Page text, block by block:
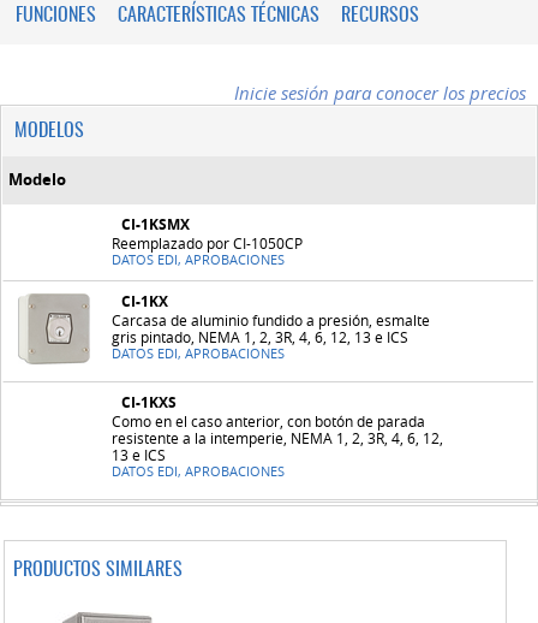
FUNCIONES CARACTERÍSTICAS TÉCNICAS RECURSOS
Inicie sesión para conocer los precios
MODELOS
Modelo
CI-1KSMX
Reemplazado por CI-1050CP
DATOS EDI, APROBACIONES
CI-1KX
Carcasa de aluminio fundido a presión, esmalte
gris pintado, NEMA 1, 2, 3R, 4, 6, 12, 13 e ICS
DATOS EDI, APROBACIONES
CI-1KXS
Como en el caso anterior, con botón de parada
resistente a la intemperie, NEMA 1, 2, 3R, 4, 6, 12,
13 e ICS
DATOS EDI, APROBACIONES
PRODUCTOS SIMILARES